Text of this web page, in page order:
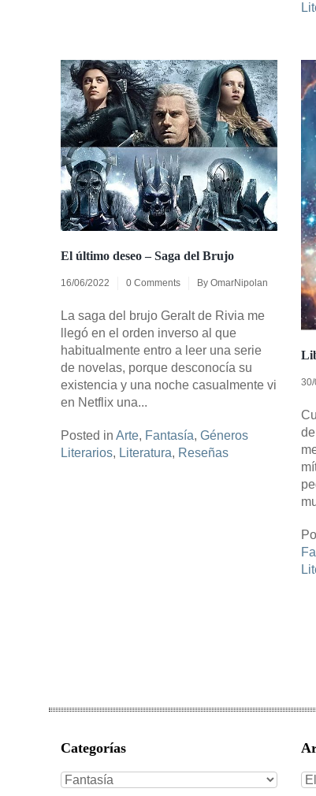
El último deseo – Saga del Brujo
16/06/2022 0 Comments By OmarNipolan
La saga del brujo Geralt de Rivia me
llegó en el orden inverso al que
habitualmente entro a leer una serie
de novelas, porque desconocía su
existencia y una noche casualmente vi
en Netflix una...
Posted in Arte, Fantasía, Géneros
Literarios, Literatura, Reseñas
Categorías
Categorías